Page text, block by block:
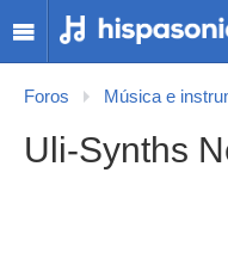
Foros Música e
Uli-Synths